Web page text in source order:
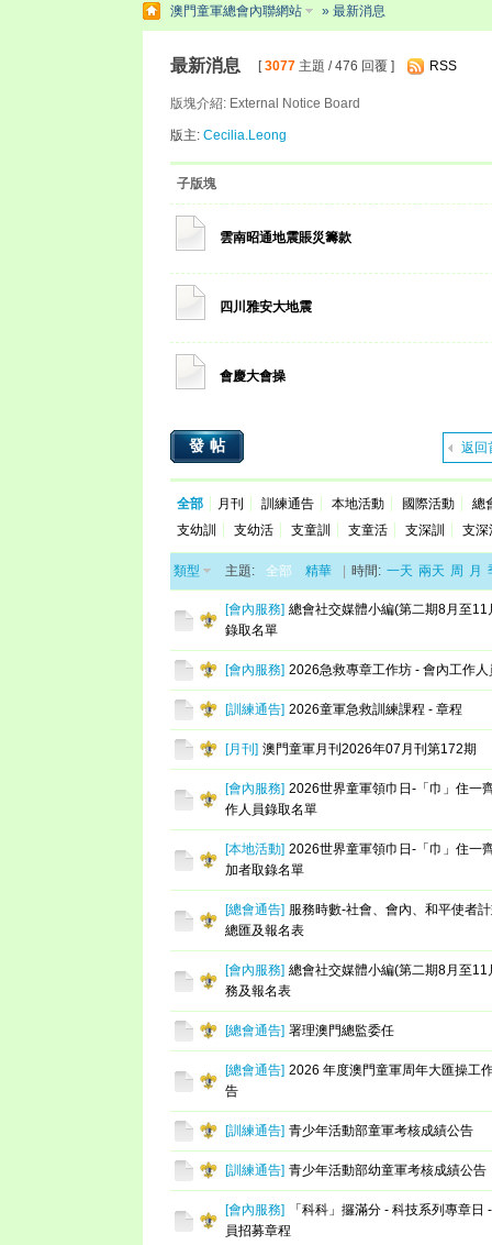
澳門童軍總會內聯網站 » 最新消息
最新消息 [3077 主題 / 476 回覆 ] RSS
版塊介紹: External Notice Board
版主: Cecilia.Leong
子版塊
雲南昭通地震賬災籌款
四川雅安大地震
會慶大會操
返回
發帖
全部 月刊 訓練通告 本地活動 國際活動
總
支幼訓
支幼活 支童訓 支童活 支深訓 支深
類型 主題: 全部 精華 時間: 一天 兩天 周 月
[會內服務] 總會社交媒體小編(第二期8月至11
錄取名單
[會內服務] 2026急救專章工作坊 - 會內工作
[訓練通告] 2026童軍急救訓練課程 - 章程
[月刊 ] 澳門童軍月刊2026年07月刊第172期
[會內服務] 2026世界童軍領巾日-「巾」住一
作人員錄取名單
[本地活動] 2026世界童軍領巾日-「巾」住一
加者取錄名單
[總會通告] 服務時數-社會、會內、和平使者
總匯及報名表
[會內服務] 總會社交媒體小編(第二期8月至11
務及報名表
[總會通告] 署理澳門總監委任
[總會通告] 2026 年度澳門童軍周年大匯操工
告
[訓練通告] 青少年活動部童軍考核成績公告
[訓練通告] 青少年活動部幼童軍考核成績公告
[會內服務]
「科科」攞滿分 - 科技系列專章日
員招募章程